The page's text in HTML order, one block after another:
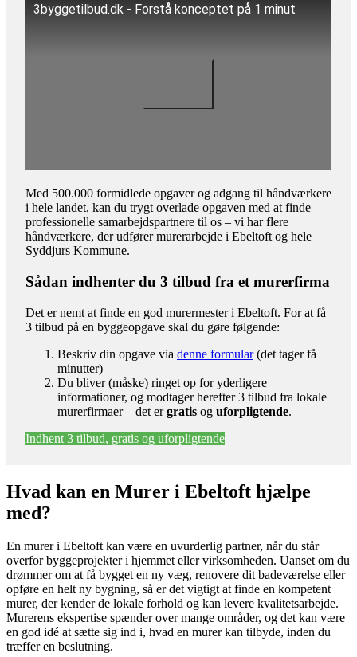
3byggetilbud.dk - Forstå konceptet på 1 minut
Med 500.000 formidlede opgaver og adgang til håndværkere
i hele landet, kan du trygt overlade opgaven med at finde
professionelle samarbejdspartnere til os – vi har flere
håndværkere, der udfører murerarbejde i Ebeltoft og hele
Syddjurs Kommune.
Sådan indhenter du 3 tilbud fra et murerfirma
Det er nemt at finde en god murermester i Ebeltoft. For at få
3 tilbud på en byggeopgave skal du gøre følgende:
Beskriv din opgave via denne formular(det tager få
minutter)
Du bliver (måske) ringet op for yderligere
informationer, og modtager herefter 3 tilbud fra lokale
murerfirmaer – det ergratis og uforpligtende.
Indhent 3 tilbud, gratis og uforpligtende
Hvad kan en Murer i Ebeltoft hjælpe
med?
En murer i Ebeltoft kan være en uvurderlig partner, når du står
overfor byggeprojekter i hjemmet eller virksomheden. Uanset om du
drømmer om at få bygget en ny væg, renovere dit badeværelse eller
opføre en helt ny bygning, så er det vigtigt at finde en kompetent
murer, der kender de lokale forhold og kan levere kvalitetsarbejde.
Murerens ekspertise spænder over mange områder, og det kan være
en god idé at sætte sig ind i, hvad en murer kan tilbyde, inden du
træffer en beslutning.